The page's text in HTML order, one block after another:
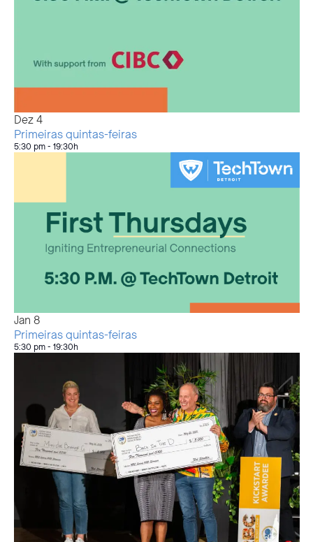
Dez 4
Primeiras quintas-feiras
5:30 pm- 19:30h
Jan 8
Primeiras quintas-feiras
5:30 pm- 19:30h